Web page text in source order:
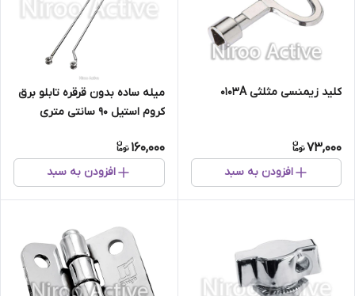
کلید زیمنسی مثلثی ۰۱۰۳A
73,000
افزودن به سبد
میله ساده بدون قرقره تابلو برق
کروم استیل ۹۰ سانتی متری
160,000
افزودن به سبد